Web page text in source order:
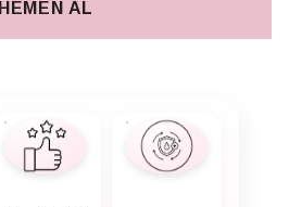
HEMEN AL